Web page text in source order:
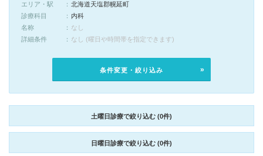
エリア・駅
北海道天塩郡幌延町
診療科目
内科
名称
なし
詳細条件
なし (曜日や時間帯を指定できます)
条件変更・絞り込み
土曜日診療で絞り込む (0件)
日曜日診療で絞り込む (0件)